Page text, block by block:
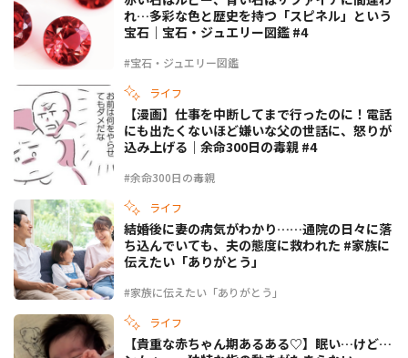
#宝石・ジュエリー図鑑
れ…多彩な色と歴史を持つ「スピネル」という
宝石｜宝石・ジュエリー図鑑 #4
ライフ
#余命300日の毒親
【漫画】仕事を中断してまで行ったのに！電話
にも出たくないほど嫌いな父の世話に、怒りが
込み上げる｜余命300日の毒親 #4
ライフ
#家族に伝えたい「ありがとう」
結婚後に妻の病気がわかり……通院の日々に落
ち込んでいても、夫の態度に救われた #家族に
伝えたい「ありがとう」
ライフ
【貴重な赤ちゃん期あるある♡】眠い…けど…